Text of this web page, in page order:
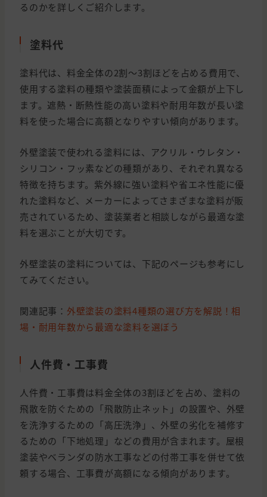
るのかを詳しくご紹介します。
塗料代
塗料代は、料金全体の2割〜3割ほどを占める費用で、
使用する塗料の種類や塗装面積によって金額が上下し
ます。遮熱・断熱性能の高い塗料や耐用年数が長い塗
料を使った場合に高額となりやすい傾向があります。
外壁塗装で使われる塗料には、アクリル・ウレタン・
シリコン・フッ素などの種類があり、それぞれ異なる
特徴を持ちます。紫外線に強い塗料や省エネ性能に優
れた塗料など、メーカーによってさまざまな塗料が販
売されているため、塗装業者と相談しながら最適な塗
料を選ぶことが大切です。
外壁塗装の塗料については、下記のページも参考にし
てみてください。
関連記事： 外壁塗装の塗料4種類の選び方を解説！相
場・耐用年数から最適な塗料を選ぼう
人件費・工事費
人件費・工事費は料金全体の3割ほどを占め、塗料の
飛散を防ぐための「飛散防止ネット」の設置や、外壁
を洗浄するための「高圧洗浄」、外壁の劣化を補修す
るための「下地処理」などの費用が含まれます。屋根
塗装やベランダの防水工事などの付帯工事を併せて依
頼する場合、工事費が高額になる傾向があります。